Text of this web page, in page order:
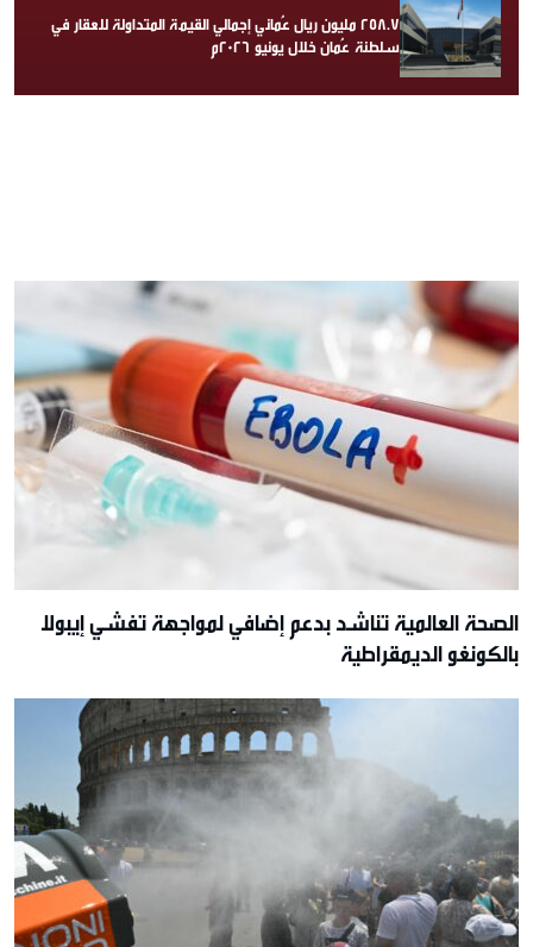
258.7 مليون ريال عُماني إجمالي القيمة المتداولة للعقار في
سلطنة عُمان خلال يونيو 2026م
الصحة العالمية تناشد بدعم إضافي لمواجهة تفشي إيبولا
بالكونغو الديمقراطية